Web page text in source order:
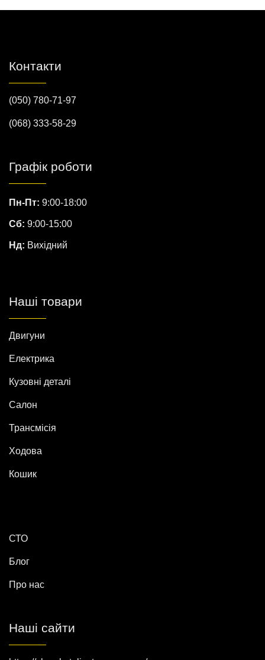
Контакти
(050) 780-71-97
(068) 333-58-29
Графік роботи
Пн-Пт: 9:00-18:00
Сб: 9:00-15:00
Нд: Вихідний
Наші товари
Двигуни
Електрика
Кузовні деталі
Салон
Трансмісія
Ходова
Кошик
СТО
Блог
Про нас
Наші сайти